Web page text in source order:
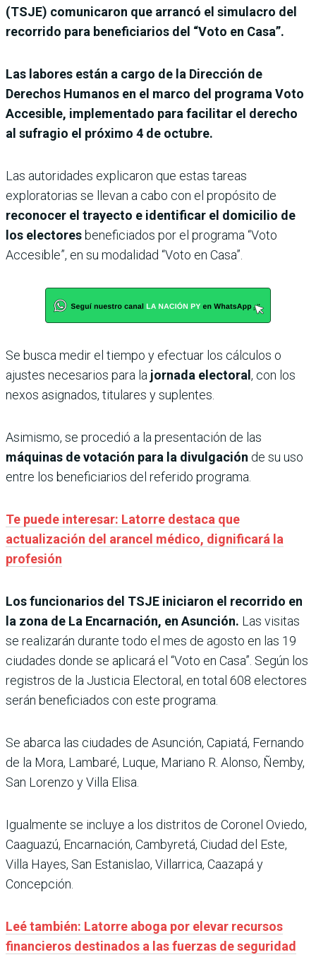
(TSJE) comunicaron que arrancó el simulacro del
recorrido para beneficiarios del “Voto en Casa”.
Las labores están a cargo de la Dirección de
Derechos Humanos en el marco del programa Voto
Accesible, implementado para facilitar el derecho
al sufragio el próximo 4 de octubre.
Las autoridades explicaron que estas tareas
exploratorias se llevan a cabo con el propósito de
reconocer el trayecto e identificar el domicilio de
los electores beneficiados por el programa “Voto
Accesible”, en su modalidad “Voto en Casa”.
Se busca medir el tiempo y efectuar los cálculos o
ajustes necesarios para la jornada electoral , con los
nexos asignados, titulares y suplentes.
Asimismo, se procedió a la presentación de las
máquinas de votación para la divulgación de su uso
entre los beneficiarios del referido programa.
Te puede interesar: Latorre destaca que
actualización del arancel médico, dignificará la
profesión
Los funcionarios del TSJE iniciaron el recorrido en
la zona de La Encarnación, en Asunción. Las visitas
se realizarán durante todo el mes de agosto en las 19
ciudades donde se aplicará el “Voto en Casa”. Según los
registros de la Justicia Electoral, en total 608 electores
serán beneficiados con este programa.
Se abarca las ciudades de Asunción, Capiatá, Fernando
de la Mora, Lambaré, Luque, Mariano R. Alonso, Ñemby,
San Lorenzo y Villa Elisa.
Igualmente se incluye a los distritos de Coronel Oviedo,
Caaguazú, Encarnación, Cambyretá, Ciudad del Este,
Villa Hayes, San Estanislao, Villarrica, Caazapá y
Concepción.
Leé también: Latorre aboga por elevar recursos
financieros destinados a las fuerzas de seguridad